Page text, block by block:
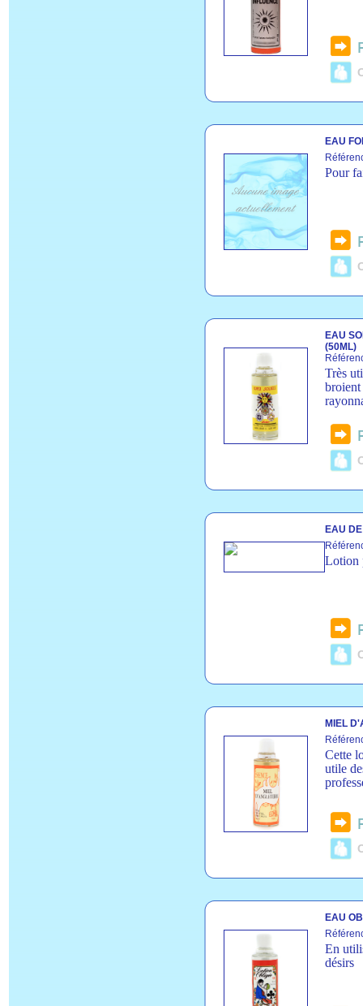
EAU
Pour
EAU
(50ML)
Très
broient
EAU
Lotion
MIEL
Cette
utile
EAU
En
désirs